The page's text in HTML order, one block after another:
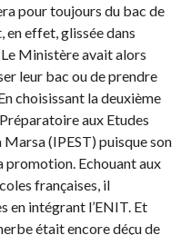
pour toujours du bac de
en effet, glissée dans
Le Ministère avait alors
leur bac ou de prendre
choisissant la deuxième
aux Etudes
(IPEST) puisque son
promotion. Echouant aux
françaises, il
en intégrant l’ENIT. Et
était encore déçu de